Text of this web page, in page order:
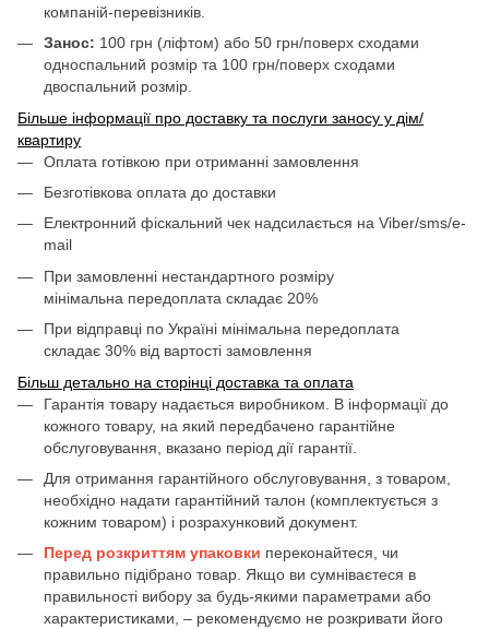
компаній-перевізників.
Занос: 100 грн (ліфтом) або 50 грн/поверх сходами
односпальний розмір та 100 грн/поверх сходами
двоспальний розмір.
Більше інформації про доставку та послуги заносу у дім/
квартиру
Оплата готівкою при отриманні замовлення
Безготівкова оплата до доставки
Електронний фіскальний чек надсилається на Viber/sms/e-
mail
При замовленні нестандартного розміру
мінімальна передоплата складає 20%
При відправці по Україні мінімальна передоплата
складає 30% від вартості замовлення
Більш детально на сторінці доставка та оплата
Гарантія товару надається виробником. В інформації до
кожного товару, на який передбачено гарантійне
обслуговування, вказано період дії гарантії.
Для отримання гарантійного обслуговування, з товаром,
необхідно надати гарантійний талон (комплектується з
кожним товаром) і розрахунковий документ.
Перед розкриттям упаковки переконайтеся, чи
правильно підібрано товар. Якщо ви сумніваєтеся в
правильності вибору за будь-якими параметрами або
характеристиками, – рекомендуємо не розкривати його